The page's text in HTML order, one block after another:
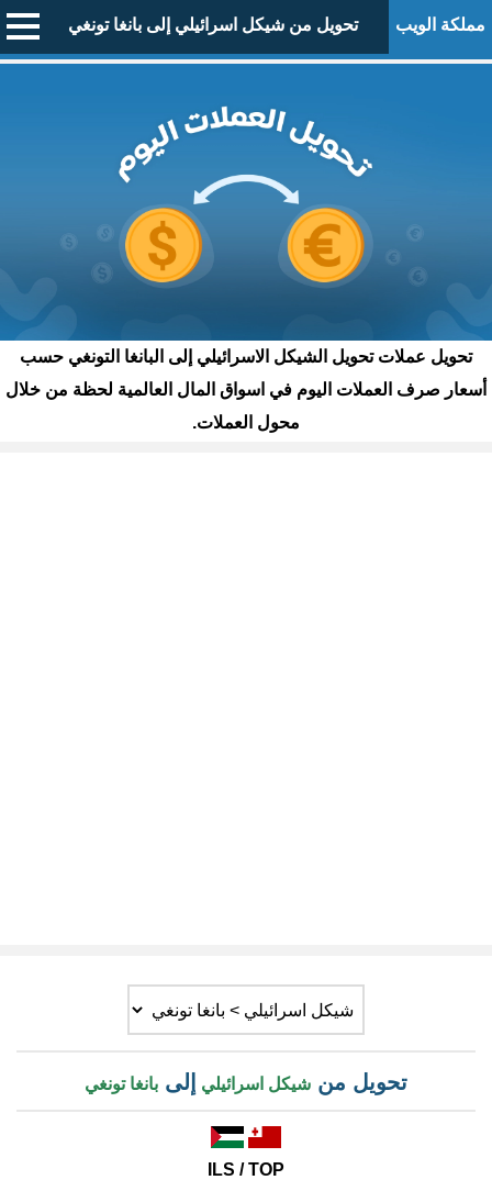
مملكة الويب تحويل من شيكل اسرائيلي إلى بانغا تونغي
تحويل عملات تحويل الشيكل الاسرائيلي إلى البانغا التونغي حسب
أسعار صرف العملات اليوم في اسواق المال العالمية لحظة من خلال
محول العملات.
تحويل من شيكل اسرائيلي إلى بانغا تونغي
ILS / TOP